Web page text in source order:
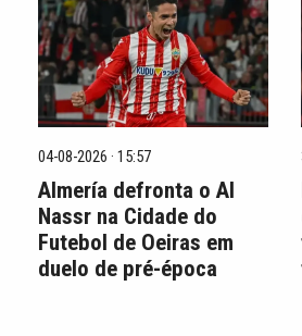
04-08-2026 · 15:57
Almería defronta o Al
Nassr na Cidade do
Futebol de Oeiras em
duelo de pré-época